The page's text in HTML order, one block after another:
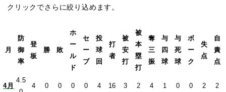
クリックでさらに絞り込めます。
月
防
御
率
登
板
勝 敗
ホ
ー
ル
ド
セ
ー
ブ
投
球
回
打
者
被
安
打
被
本
塁
打
奪
三
振
与
四
球
与
死
球
ボ
ー
ク
失
点
自
責
点
4月
4.5
4 0 0 0 0 4 16 3 2 4 1 0 0 2 2